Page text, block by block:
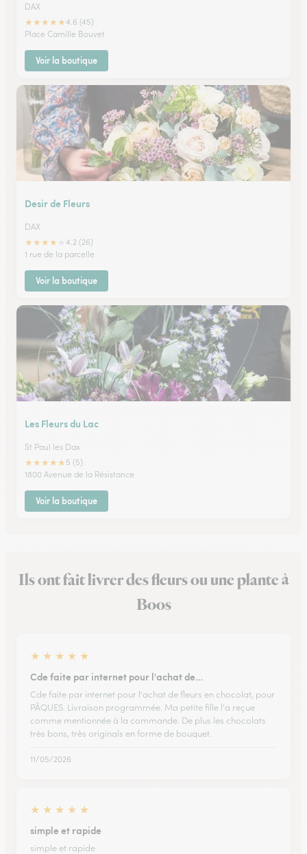
DAX
★★★★★4.6 (45)
Place Camille Bouvet
Voir la boutique
Desir de Fleurs
DAX
★★★★
4.2 (26)
1 rue de la parcelle
Voir la boutique
Les Fleurs du Lac
St Paul les Dax
★★★★★ 5 (5)
1800 Avenue de la Résistance
Voir la boutique
Ils ont fait livrer des fleurs ou une plante à
Boos
★ ★ ★ ★ ★
Cde faite par internet pour l'achat de…
Cde faite par internet pour l'achat de fleurs en chocolat, pour
PÂQUES. Livraison programmée. Ma petite fille l'a reçue
comme mentionnée à la commande. De plus les chocolats
très bons, très originals en forme de bouquet.
11/05/2026
★ ★ ★ ★ ★
simple et rapide
simple et rapide